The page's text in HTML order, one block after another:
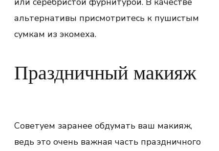
альтернативы присмотритесь к пушистым
сумкам из экомеха.
Праздничный макияж
Советуем заранее обдумать ваш макияж,
ведь это очень важная часть праздничного